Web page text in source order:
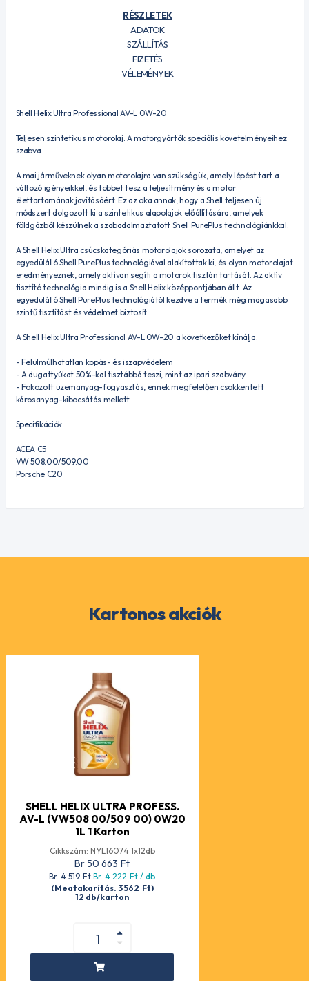
RÉSZLETEK
ADATOK
SZÁLLÍTÁS
FIZETÉS
VÉLEMÉNYEK
Shell Helix Ultra Professional AV-L 0W-20
Teljesen szintetikus motorolaj. A motorgyártók speciális követelményeihez
szabva.
A mai járműveknek olyan motorolajra van szükségük, amely lépést tart a
változó igényeikkel, és többet tesz a teljesítmény és a motor
élettartamának javításáért. Ez az oka annak, hogy a Shell teljesen új
módszert dolgozott ki a szintetikus alapolajok előállítására, amelyek
földgázból készülnek a szabadalmaztatott Shell PurePlus technológiánkkal.
A Shell Helix Ultra csúcskategóriás motorolajok sorozata, amelyet az
egyedülálló Shell PurePlus technológiával alakítottak ki, és olyan motorolajat
eredményeznek, amely aktívan segíti a motorok tisztán tartását. Az aktív
tisztító technológia mindig is a Shell Helix középpontjában állt. Az
egyedülálló Shell PurePlus technológiától kezdve a termék még magasabb
szintű tisztítást és védelmet biztosít.
A Shell Helix Ultra Professional AV-L 0W-20 a következőket kínálja:
- Felülmúlhatatlan kopás- és iszapvédelem
- A dugattyúkat 50%-kal tisztábbá teszi, mint az ipari szabvány
- Fokozott üzemanyag-fogyasztás, ennek megfelelően csökkentett
károsanyag-kibocsátás mellett
Specifikációk:
ACEA C5
VW 508.00/509.00
Porsche C20
Kartonos akciók
SHELL HELIX ULTRA PROFESS.
AV-L (VW508 00/509 00) 0W20
1L 1 Karton
Cikkszám: NYL16074 1x12db
Br 50 663 Ft
Br. 4 519 Ft Br. 4 222 Ft / db
(Megtakarítás. 3 562 Ft)
12 db/karton